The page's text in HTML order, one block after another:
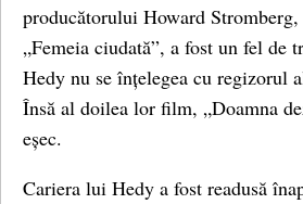
producătorului Howard
„Femeia ciudată”, a fost un fel de
Hedy nu se înțelegea cu regizorul
Însă al doilea lor film, „Doamna
eșec.
Cariera lui Hedy a fost readusă